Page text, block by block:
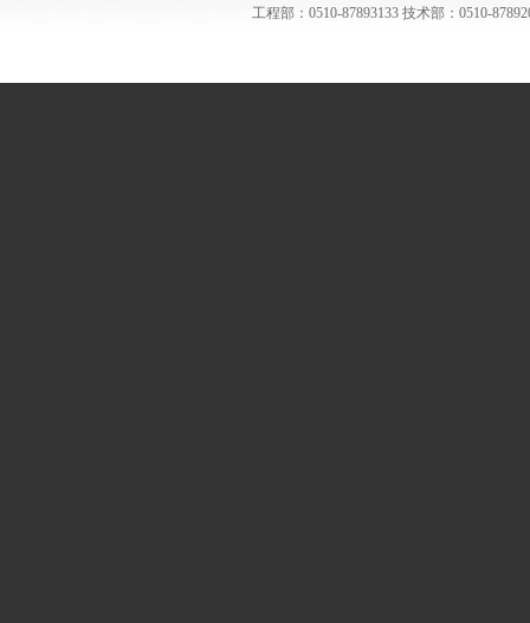
工程部：0510-87893133 技术部：0510-